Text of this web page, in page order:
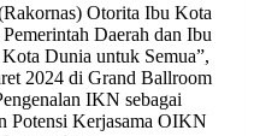
Otorita Ibu Kota
Daerah dan Ibu
Dunia untuk Semua”,
2024 di Grand Ballroom
IKN sebagai
Potensi Kerjasama OIKN